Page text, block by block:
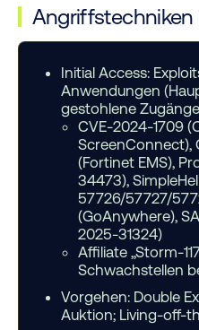
Angriffstechniken
Initial Access:
Anwendungen
gestohlene
CVE-2024-1709
ScreenConnect),
(Fortinet EMS),
34473),
57726/57727/
(GoAnywhere),
2025-31324)
Affiliate „Storm-
Schwachstellen
Vorgehen:Double
Auktion; Living-off-